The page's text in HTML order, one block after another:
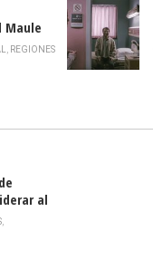
Maule
de la
, REGIONES
al
,